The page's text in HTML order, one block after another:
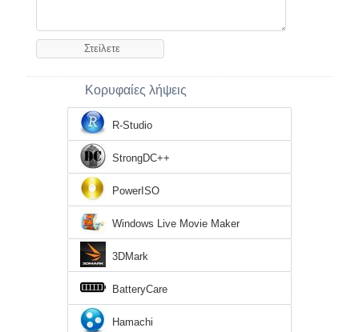
Κορυφαίες λήψεις
R-Studio
StrongDC++
PowerISO
Windows Live Movie Maker
3DMark
BatteryCare
Hamachi